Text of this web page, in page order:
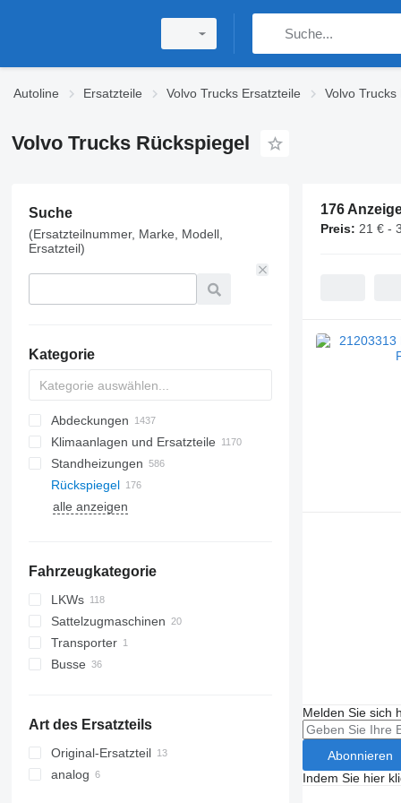
Autoline Ersatzteile Volvo Trucks Ersatzteile Volvo
Volvo Trucks Rückspiegel
Suche
(Ersatzteilnummer, Marke, Modell,
Ersatzteil)
Kategorie
Abdeckungen
Klimaanlagen und Ersatzteile
Klimaleitungen
Klimakondensatoren
Klimakompressoren
sonstige Teile für Klimaanlagen
Standheizungen
Rückspiegel
Seitenscheiben
Heckscheiben
alle anzeigen
Fahrzeugkategorie
LKWs
Sattelzugmaschinen
Transporter
Busse
Art des Ersatzteils
Original-Ersatzteil
analog
176
Preis: 21 € -
Melden Sie sich
Abonnieren
Indem Sie hier